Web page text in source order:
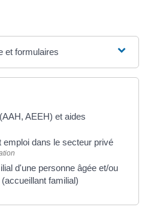
et formulaires
AEEH) et aides
emploi dans le secteur privé
d'une personne âgée et/ou
familial)